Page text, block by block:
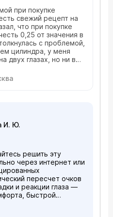
при покупке
свежий рецепт на
что при покупке
0,25 от значения в
с проблемой,
цилиндра, у меня
цилиндра -1…
И. Ю.
решить эту
через интернет или
пересчет очков
и реакции глаза —
быстрой
к специалисту,